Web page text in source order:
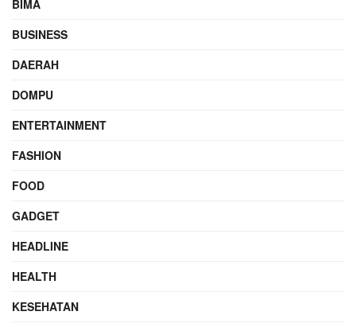
BIMA
BUSINESS
DAERAH
DOMPU
ENTERTAINMENT
FASHION
FOOD
GADGET
HEADLINE
HEALTH
KESEHATAN